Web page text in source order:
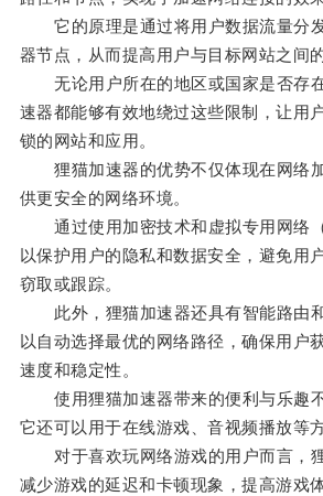
它的原理是通过将用户数据流量分
器节点，从而提高用户与目标网站之间
无论用户所在的地区或国家是否存
速器都能够有效地绕过这些限制，让用
锁的网站和应用。
狸猫加速器的优势不仅体现在网络
供更安全的网络环境。
通过使用加密技术和虚拟专用网络
以保护用户的隐私和数据安全，避免用
窃取或跟踪。
此外，狸猫加速器还具有智能路由
以自动选择最优的网络路径，确保用户
速度和稳定性。
使用狸猫加速器带来的便利与乐趣不
它还可以用于在线游戏、音视频播放等方
对于喜欢玩网络游戏的用户而言，
减少游戏的延迟和卡顿现象，提高游戏体